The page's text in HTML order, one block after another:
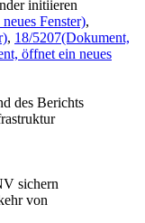
initiieren
Fenster),
, 18/5207(Dokument,
öffnet ein neues
des Berichts
sichern
von